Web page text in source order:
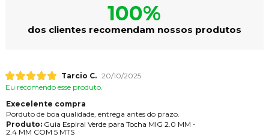
100%
dos clientes recomendam nossos produtos
Tarcio C. 20/10/2025
Eu recomendo esse produto.
Execelente compra
Porduto de boa qualidade, entrega antes do prazo.
Produto:Guia Espiral Verde para Tocha MIG 2.0 MM -
2.4 MM COM 5 MTS